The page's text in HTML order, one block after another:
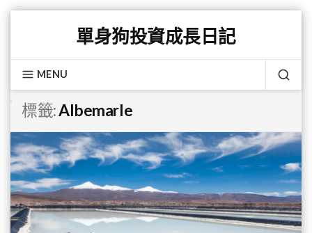
content
單身狗投資成長日記
MENU
標籤:Albemarle